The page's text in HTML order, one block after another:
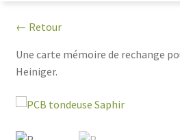
SERVICES
← Retour
Une carte mémoire de rechange
Heiniger.